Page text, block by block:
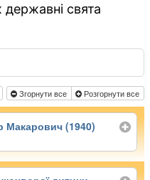
свята
Згорнути все Розгорнути все
Макарович (1940)